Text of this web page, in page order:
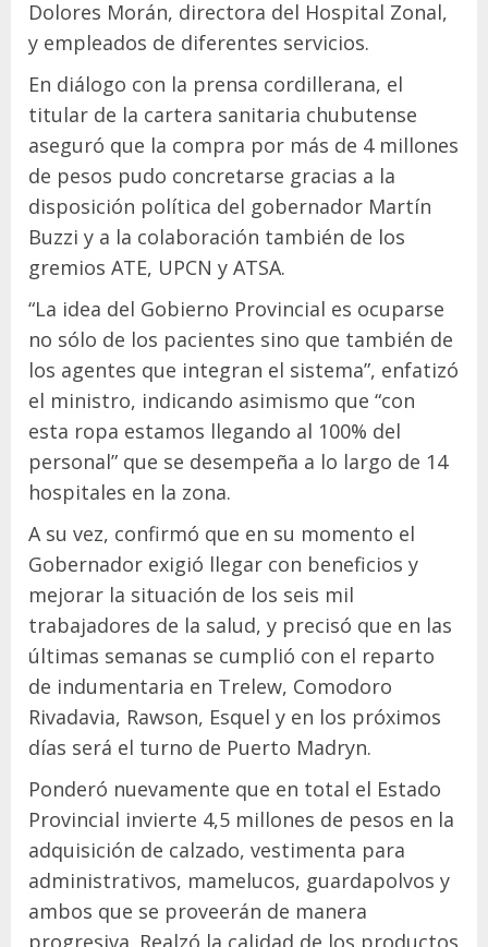
Dolores Morán, directora del Hospital Zonal,
y empleados de diferentes servicios.
En diálogo con la prensa cordillerana, el
titular de la cartera sanitaria chubutense
aseguró que la compra por más de 4 millones
de pesos pudo concretarse gracias a la
disposición política del gobernador Martín
Buzzi y a la colaboración también de los
gremios ATE, UPCN y ATSA.
“La idea del Gobierno Provincial es ocuparse
no sólo de los pacientes sino que también de
los agentes que integran el sistema”, enfatizó
el ministro, indicando asimismo que “con
esta ropa estamos llegando al 100% del
personal” que se desempeña a lo largo de 14
hospitales en la zona.
A su vez, confirmó que en su momento el
Gobernador exigió llegar con beneficios y
mejorar la situación de los seis mil
trabajadores de la salud, y precisó que en las
últimas semanas se cumplió con el reparto
de indumentaria en Trelew, Comodoro
Rivadavia, Rawson, Esquel y en los próximos
días será el turno de Puerto Madryn.
Ponderó nuevamente que en total el Estado
Provincial invierte 4,5 millones de pesos en la
adquisición de calzado, vestimenta para
administrativos, mamelucos, guardapolvos y
ambos que se proveerán de manera